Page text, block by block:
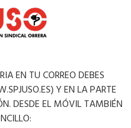
EN TU CORREO DEBES
Y EN LA PARTE
DESDE EL MÓVIL TAMBIÉN